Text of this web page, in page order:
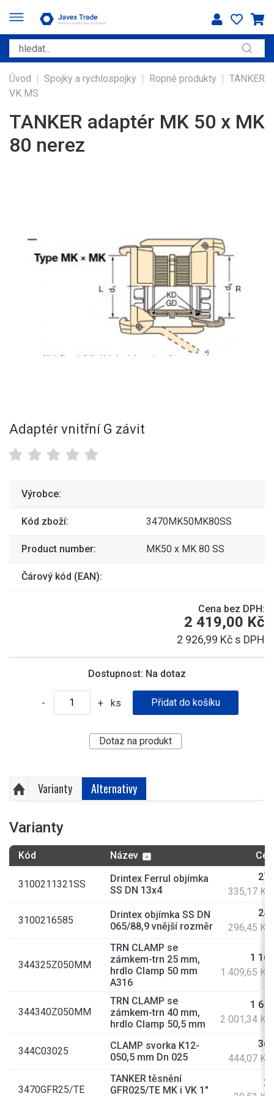
Úvod | Spojky a rychlospojky | Ropné produkty | TANKER
VK MS
TANKER adaptér MK 50 x MK
80 nerez
Adaptér vnitřní G závit
Výrobce:
Kód zboží: 3470MK50MK80SS
Product number: MK50 x MK 80 SS
Čárový kód (EAN):
Cena bez DPH:
2 419,00 Kč
2 926,99 Kč s DPH
Dostupnost: Na dotaz
- + ks
Dotaz na produkt
Varianty Alternativy
Varianty
Kód Název
3100211321SS
Drintex Ferrul objímka
SS DN 13x4
335,17 Kč
3100216585
Drintex objímka SS DN
065/88,9 vnější rozměr
296,45 Kč
344325Z050MM
TRN CLAMP se
zámkem-trn 25 mm,
hrdlo Clamp 50 mm
A316
1
1 409,65 Kč
344340Z050MM
TRN CLAMP se
zámkem-trn 40 mm,
hrdlo Clamp 50,5 mm
1
2 001,34 Kč
344C03025
CLAMP svorka K12-
050,5 mm Dn 025
444,07 Kč
3470GFR25/TE
TANKER těsnění
GFR025/TE MK i VK 1"